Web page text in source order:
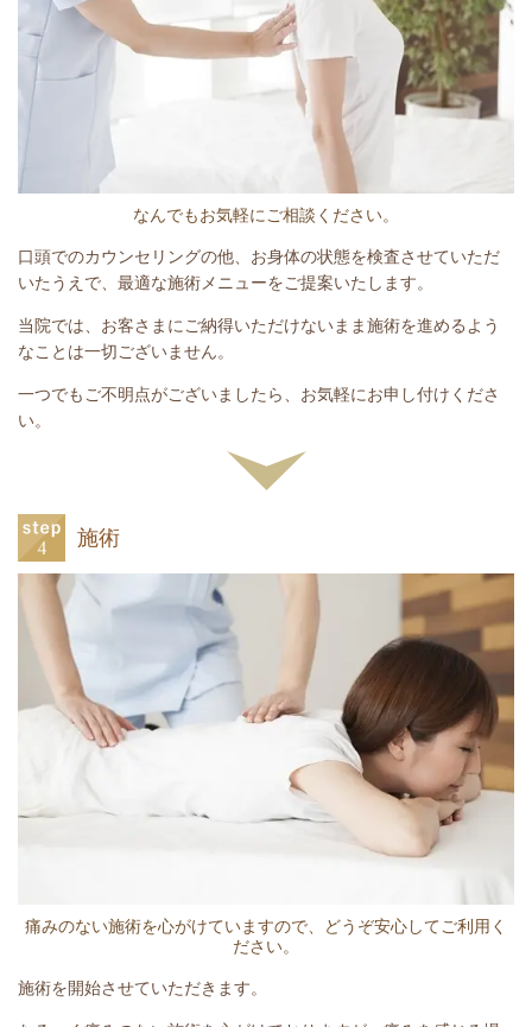
なんでもお気軽にご相談ください。
口頭でのカウンセリングの他、お身体の状態を検査させていただ
いたうえで、最適な施術メニューをご提案いたします。
当院では、お客さまにご納得いただけないまま施術を進めるよう
なことは一切ございません。
一つでもご不明点がございましたら、お気軽にお申し付けくださ
い。
施術
痛みのない施術を心がけていますので、どうぞ安心してご利用く
ださい。
施術を開始させていただきます。